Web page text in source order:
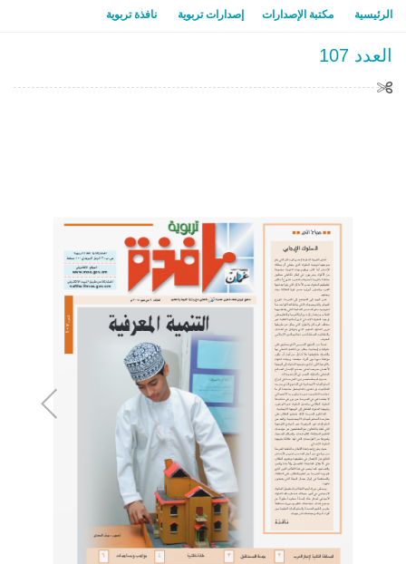
الرئيسية مكتبة الإصدارات إصدارات تربوية نافذة تربوية
العدد 107